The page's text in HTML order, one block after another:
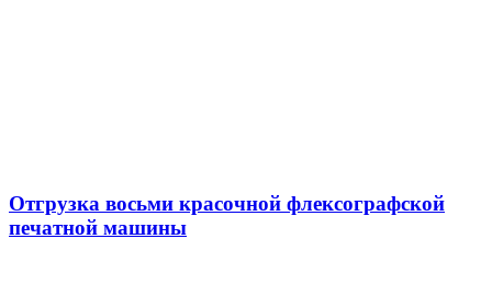
Отгрузка восьми красочной флексографской
печатной машины